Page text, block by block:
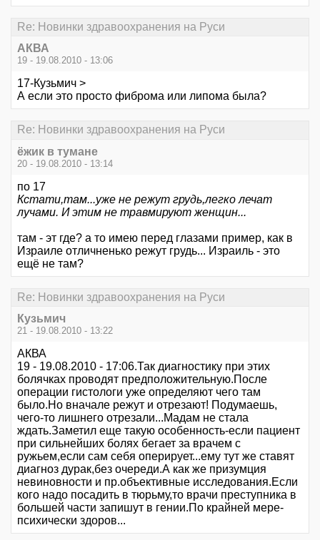
Re: Новинки здравоохранения на Руси
АКВА
19 - 19.08.2010 - 13:06
17-Кузьмич >
А если это просто фиброма или липома была?
Re: Новинки здравоохранения на Руси
ёжик в тумане
20 - 19.08.2010 - 13:14
по 17
Кстати,там...уже не режут грудь,легко лечат
лучами. И этим не травмируют женщин...
там - эт где? а то имею перед глазами пример, как в
Израиле отличненько режут грудь... Израиль - это
ещё не там?
Re: Новинки здравоохранения на Руси
Кузьмич
21 - 19.08.2010 - 13:22
АКВА
19 - 19.08.2010 - 17:06.Так диагностику при этих
болячках проводят предположительную.После
операции гистологи уже определяют чего там
было.Но вначале режут и отрезают! Подумаешь,
чего-то лишнего отрезали...Мадам не стала
ждать.Заметил еще такую особенность-если пациент
при сильнейших болях бегает за врачем с
ружьем,если сам себя оперирует...ему тут же ставят
диагноз дурак,без очереди.А как же призумция
невиновности и пр.объективные исследования.Если
кого надо посадить в тюрьму,то врачи преступника в
большей части запишут в гении.По крайней мере-
психически здоров...